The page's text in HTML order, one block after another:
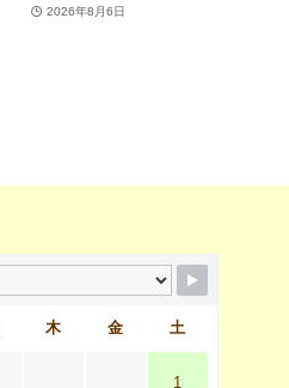
2026年8月6日
木 金 土
1